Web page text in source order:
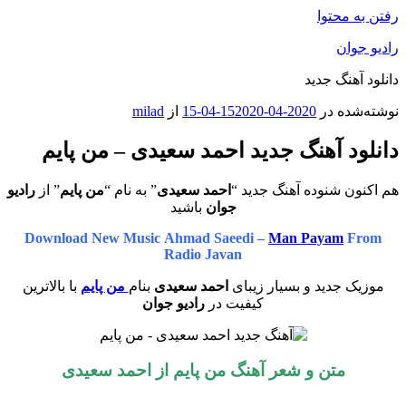
رفتن به محتوا
رادیو جوان
دانلود آهنگ جدید
نوشته‌شده در 2020-04-15
2020-04-15 از milad
دانلود آهنگ جدید احمد سعیدی – من پایم
هم اکنون شنوده آهنگ جدید “ احمد سعیدی” به نام “من پایم” از رادیو
جوان باشید
Download New Music Ahmad Saeedi – Man Payam From
Radio Javan
موزیک جدید و بسیار زیبای احمد سعیدی بنام من پایم با بالاترین
کیفیت در رادیو جوان
متن و شعر آهنگ من پایم از احمد سعیدی